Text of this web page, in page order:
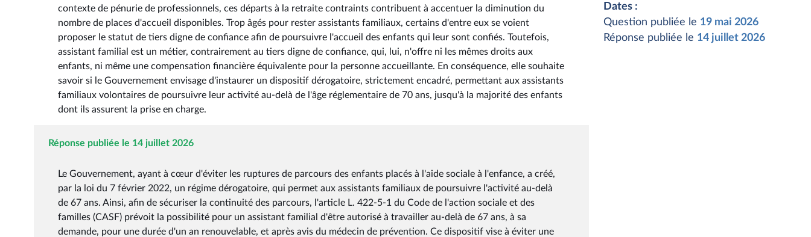
contexte de pénurie de professionnels, ces départs à la retraite contraints contribuent à accentuer la diminution du
nombre de places d'accueil disponibles. Trop âgés pour rester assistants familiaux, certains d'entre eux se voient
proposer le statut de tiers digne de confiance afin de poursuivre l'accueil des enfants qui leur sont confiés. Toutefois,
assistant familial est un métier, contrairement au tiers digne de confiance, qui, lui, n'offre ni les mêmes droits aux
enfants, ni même une compensation financière équivalente pour la personne accueillante. En conséquence, elle souhaite
savoir si le Gouvernement envisage d'instaurer un dispositif dérogatoire, strictement encadré, permettant aux assistants
familiaux volontaires de poursuivre leur activité au-delà de l'âge réglementaire de 70 ans, jusqu'à la majorité des enfants
dont ils assurent la prise en charge.
Réponse publiée le 14 juillet 2026
Le Gouvernement, ayant à cœur d'éviter les ruptures de parcours des enfants placés à l'aide sociale à l'enfance, a créé,
par la loi du 7 février 2022, un régime dérogatoire, qui permet aux assistants familiaux de poursuivre l'activité au-delà
de 67 ans. Ainsi, afin de sécuriser la continuité des parcours, l'article L. 422-5-1 du Code de l'action sociale et des
familles (CASF) prévoit la possibilité pour un assistant familial d'être autorisé à travailler au-delà de 67 ans, à sa
demande, pour une durée d'un an renouvelable, et après avis du médecin de prévention. Ce dispositif vise à éviter une
Dates :
Question publiée le 19 mai 2026
Réponse publiée le 14 juillet 2026